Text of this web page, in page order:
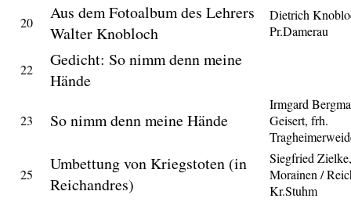
20
Aus dem Fotoalbum des Lehrers
Walter Knobloch
Dietrich
Pr.Damerau
22
Gedicht: So nimm denn meine
Hände
23 So nimm denn meine Hände
Irmgard
Geisert, frh.
25
Umbettung von Kriegstoten (in
Reichandres)
Siegfried
Morainen /
Kr.Stuhm